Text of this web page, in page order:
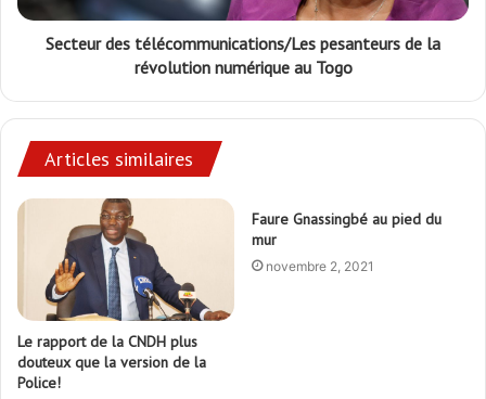
Secteur des télécommunications/Les pesanteurs de la
révolution numérique au Togo
Articles similaires
Le rapport de la CNDH plus
douteux que la version de la
Police!
Faure Gnassingbé au pied du
mur
novembre 2, 2021